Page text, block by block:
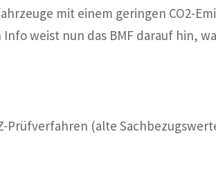
mit einem geringen CO2-
weist nun das BMF darauf hin,
Prüfverfahren (alte